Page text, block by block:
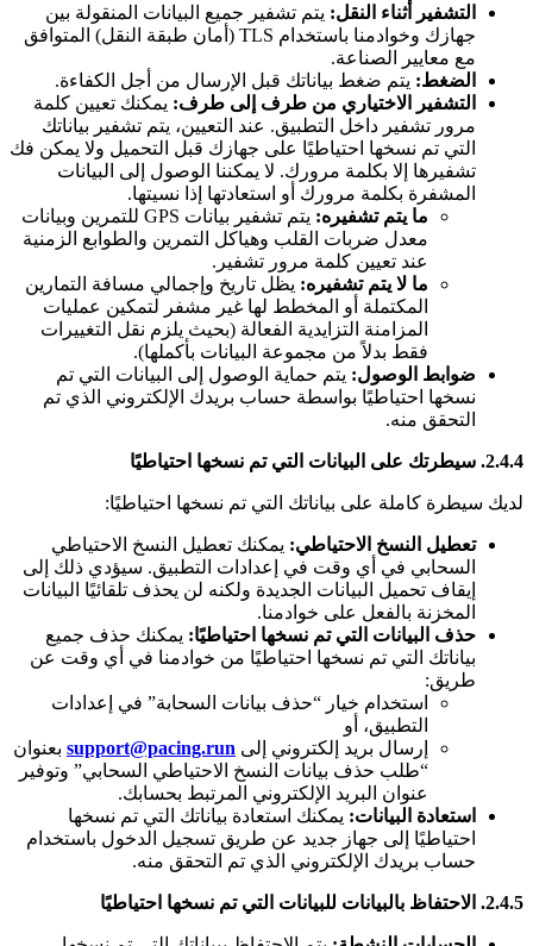
التشفير أثناء النقل: يتم تشفير جميع البيانات المنقولة بين
جهازك وخوادمنا باستخدام TLS (أمان طبقة النقل) المتوافق
مع معايير الصناعة.
الضغط: يتم ضغط بياناتك قبل الإرسال من أجل الكفاءة.
التشفير الاختياري من طرف إلى طرف: يمكنك تعيين كلمة
مرور تشفير داخل التطبيق. عند التعيين، يتم تشفير بياناتك
التي تم نسخها احتياطيًا على جهازك قبل التحميل ولا يمكن فك
تشفيرها إلا بكلمة مرورك. لا يمكننا الوصول إلى البيانات
المشفرة بكلمة مرورك أو استعادتها إذا نسيتها.
ما يتم تشفيره:
يتم تشفير بيانات GPS للتمرين وبيانات
معدل ضربات القلب وهياكل التمرين والطوابع الزمنية
عند تعيين كلمة مرور تشفير.
ما لا يتم تشفيره: يظل تاريخ وإجمالي مسافة التمارين
المكتملة أو المخطط لها غير مشفر لتمكين عمليات
المزامنة التزايدية الفعالة (بحيث يلزم نقل التغييرات
فقط بدلاً من مجموعة البيانات بأكملها).
ضوابط الوصول: يتم حماية الوصول إلى البيانات التي تم
نسخها احتياطيًا بواسطة حساب بريدك الإلكتروني الذي تم
التحقق منه.
2.4.4. سيطرتك على البيانات التي تم نسخها احتياطيًا
لديك سيطرة كاملة على بياناتك التي تم نسخها احتياطيًا:
تعطيل النسخ الاحتياطي: يمكنك تعطيل النسخ الاحتياطي
السحابي في أي وقت في إعدادات التطبيق. سيؤدي ذلك إلى
إيقاف تحميل البيانات الجديدة ولكنه لن يحذف تلقائيًا البيانات
المخزنة بالفعل على خوادمنا.
حذف البيانات التي تم نسخها احتياطيًا: يمكنك حذف جميع
بياناتك التي تم نسخها احتياطيًا من خوادمنا في أي وقت عن
طريق:
استخدام خيار “حذف بيانات السحابة” في إعدادات
التطبيق، أو
إرسال بريد إلكتروني إلى support@pacing.run بعنوان
“طلب حذف بيانات النسخ الاحتياطي السحابي” وتوفير
عنوان البريد الإلكتروني المرتبط بحسابك.
استعادة البيانات: يمكنك استعادة بياناتك التي تم نسخها
احتياطيًا إلى جهاز جديد عن طريق تسجيل الدخول باستخدام
حساب بريدك الإلكتروني الذي تم التحقق منه.
2.4.5. الاحتفاظ بالبيانات للبيانات التي تم نسخها احتياطيًا